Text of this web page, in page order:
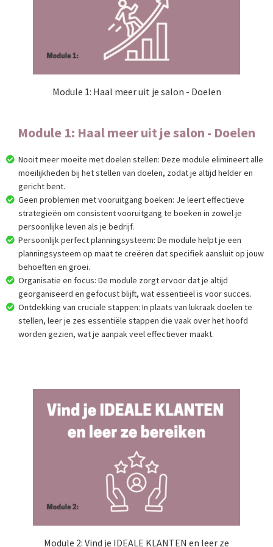
Module 1: Haal meer uit je salon - Doelen
Module 1: Haal meer uit je salon - Doelen
Nooit meer moeite met doelen stellen: Deze module elimineert alle
moeilijkheden bij het stellen van doelen, zodat je altijd helder en
gericht bent.
Geen problemen met vooruitgang boeken: Je leert effectieve
strategieën om consistent vooruitgang te boeken in zowel je
persoonlijke leven als je bedrijf.
Persoonlijk perfect planningsysteem: De module helpt je een
planningsysteem op maat te creëren dat specifiek aansluit op jouw
behoeften en groei.
Organisatie en focus: De module zorgt ervoor dat je altijd
georganiseerd en gefocust blijft, wat essentieel is voor succes.
Ontdekking van cruciale stappen: In plaats van lukraak doelen te
stellen, leer je zes essentiële stappen die vaak over het hoofd
worden gezien, wat je aanpak veel effectiever maakt.
Module 2: Vind je IDEALE KLANTEN en leer ze